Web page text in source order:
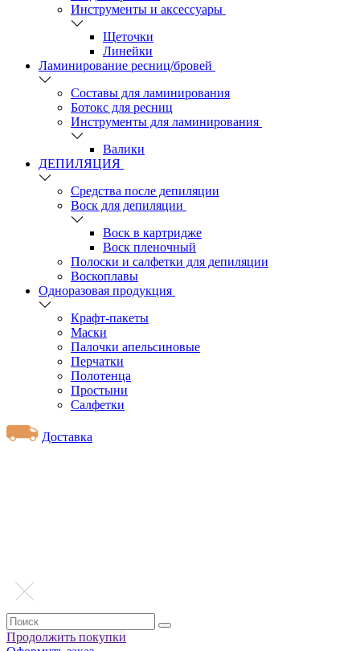
Инструменты и аксессуары
Щеточки
Линейки
Ламинирование ресниц/бровей
Составы для ламинирования
Ботокс для ресниц
Инструменты для ламинирования
Валики
ДЕПИЛЯЦИЯ
Средства после депиляции
Воск для депиляции
Воск в картридже
Воск пленочный
Полоски и салфетки для депиляции
Воскоплавы
Одноразовая продукция
Крафт-пакеты
Маски
Палочки апельсиновые
Перчатки
Полотенца
Простыни
Салфетки
Доставка
Продолжить покупки